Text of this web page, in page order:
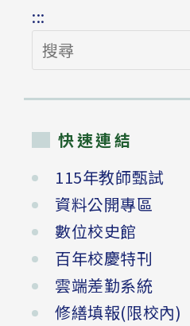
:::
搜
尋
快速連結
115年教師甄試
資料公開專區
數位校史館
百年校慶特刊
雲端差勤系統
修繕填報(限校內)